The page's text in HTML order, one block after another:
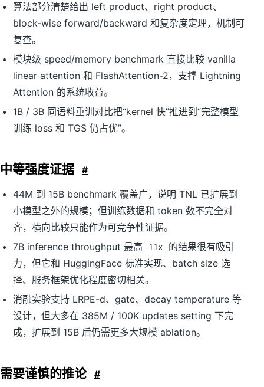
算法部分清楚给出 left product、right product、
block-wise forward/backward 和复杂度定理，机制可
复查。
模块级 speed/memory benchmark 直接比较 vanilla
linear attention 和 FlashAttention-2，支撑 Lightning
Attention 的系统收益。
1B / 3B 同语料重训对比把“kernel 快”推进到“完整模型
训练 loss 和 TGS 仍占优”。
中等强度证据 #
44M 到 15B benchmark 覆盖广，说明 TNL 已扩展到
小模型之外的规模；但训练数据和 token 数不完全对
齐，横向比较只能作为可竞争性证据。
7B inference throughput 最高
11x
的结果很有吸引
力，但它和 HuggingFace 标准实现、batch size 选
择、服务框架优化程度密切相关。
消融实验支持 LRPE-d、gate、decay temperature 等
设计，但大多在 385M / 100K updates setting 下完
成，扩展到 15B 后仍需更多大规模 ablation。
需要谨慎的推论 #